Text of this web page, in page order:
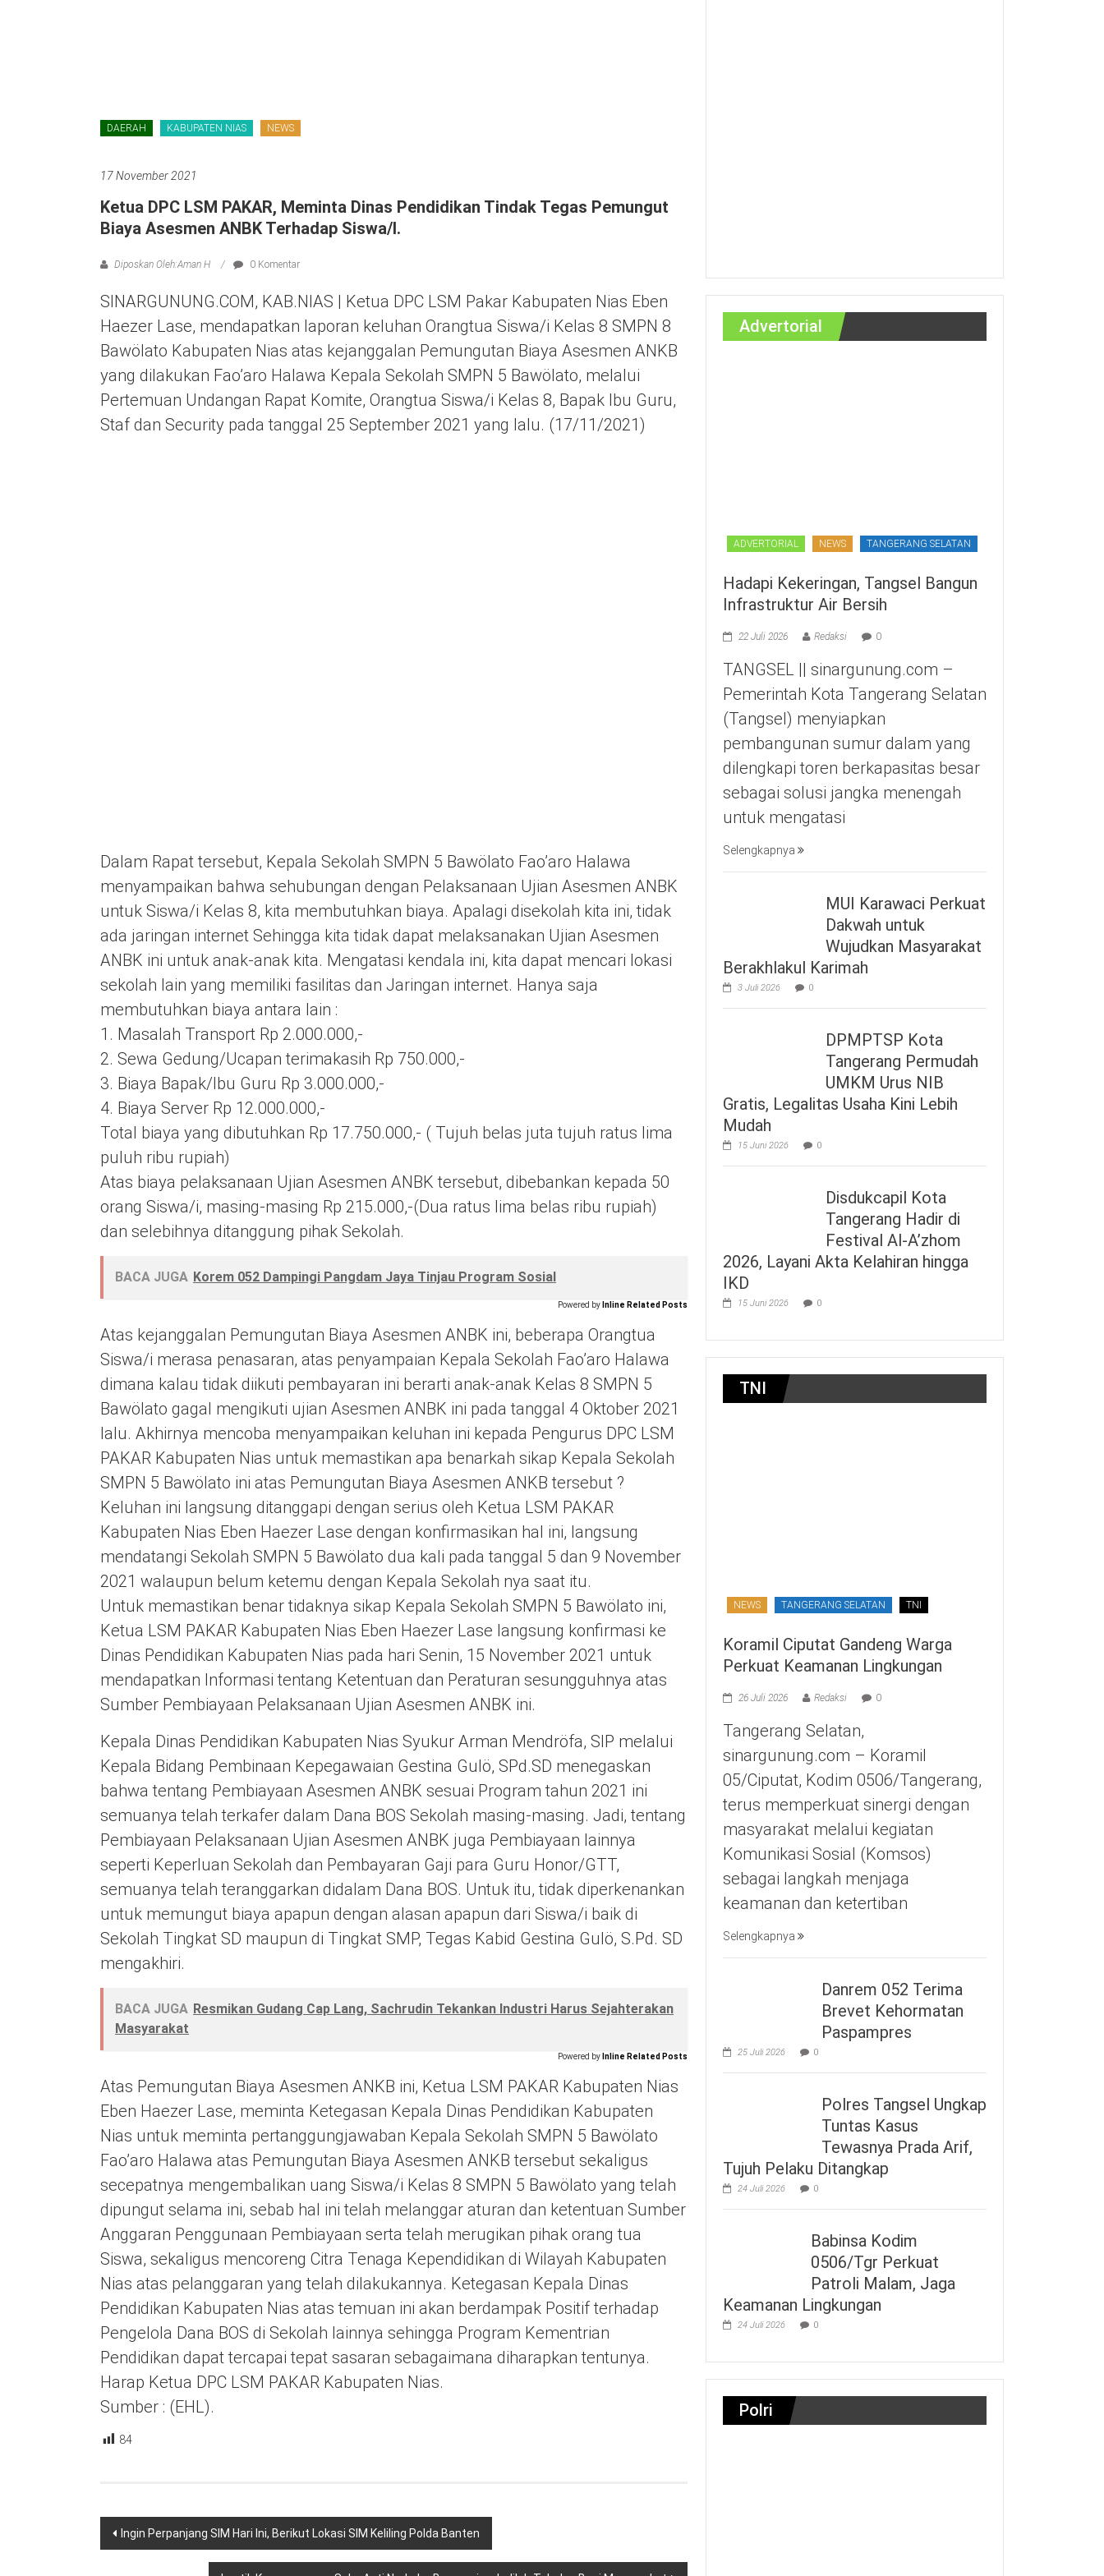
DAERAH KABUPATEN NIAS NEWS
17 November 2021
Ketua DPC LSM PAKAR, Meminta Dinas Pendidikan Tindak Tegas Pemungut
Biaya Asesmen ANBK Terhadap Siswa/I.
Diposkan Oleh:Aman H 0 Komentar
SINARGUNUNG.COM, KAB.NIAS | Ketua DPC LSM Pakar Kabupaten Nias Eben
Haezer Lase, mendapatkan laporan keluhan Orangtua Siswa/i Kelas 8 SMPN 8
Bawölato Kabupaten Nias atas kejanggalan Pemungutan Biaya Asesmen ANKB
yang dilakukan Fao’aro Halawa Kepala Sekolah SMPN 5 Bawölato, melalui
Pertemuan Undangan Rapat Komite, Orangtua Siswa/i Kelas 8, Bapak Ibu Guru,
Staf dan Security pada tanggal 25 September 2021 yang lalu. (17/11/2021)
Dalam Rapat tersebut, Kepala Sekolah SMPN 5 Bawölato Fao’aro Halawa
menyampaikan bahwa sehubungan dengan Pelaksanaan Ujian Asesmen ANBK
untuk Siswa/i Kelas 8, kita membutuhkan biaya. Apalagi disekolah kita ini, tidak
ada jaringan internet Sehingga kita tidak dapat melaksanakan Ujian Asesmen
ANBK ini untuk anak-anak kita. Mengatasi kendala ini, kita dapat mencari lokasi
sekolah lain yang memiliki fasilitas dan Jaringan internet. Hanya saja
membutuhkan biaya antara lain :
1. Masalah Transport Rp 2.000.000,-
2. Sewa Gedung/Ucapan terimakasih Rp 750.000,-
3. Biaya Bapak/Ibu Guru Rp 3.000.000,-
4. Biaya Server Rp 12.000.000,-
Total biaya yang dibutuhkan Rp 17.750.000,- ( Tujuh belas juta tujuh ratus lima
puluh ribu rupiah)
Atas biaya pelaksanaan Ujian Asesmen ANBK tersebut, dibebankan kepada 50
orang Siswa/i, masing-masing Rp 215.000,-(Dua ratus lima belas ribu rupiah)
dan selebihnya ditanggung pihak Sekolah.
BACA JUGA Korem 052 Dampingi Pangdam Jaya Tinjau Program Sosial
Powered by Inline Related Posts
Atas kejanggalan Pemungutan Biaya Asesmen ANBK ini, beberapa Orangtua
Siswa/i merasa penasaran, atas penyampaian Kepala Sekolah Fao’aro Halawa
dimana kalau tidak diikuti pembayaran ini berarti anak-anak Kelas 8 SMPN 5
Bawölato gagal mengikuti ujian Asesmen ANBK ini pada tanggal 4 Oktober 2021
lalu. Akhirnya mencoba menyampaikan keluhan ini kepada Pengurus DPC LSM
PAKAR Kabupaten Nias untuk memastikan apa benarkah sikap Kepala Sekolah
SMPN 5 Bawölato ini atas Pemungutan Biaya Asesmen ANKB tersebut ?
Keluhan ini langsung ditanggapi dengan serius oleh Ketua LSM PAKAR
Kabupaten Nias Eben Haezer Lase dengan konfirmasikan hal ini, langsung
mendatangi Sekolah SMPN 5 Bawölato dua kali pada tanggal 5 dan 9 November
2021 walaupun belum ketemu dengan Kepala Sekolah nya saat itu.
Untuk memastikan benar tidaknya sikap Kepala Sekolah SMPN 5 Bawölato ini,
Ketua LSM PAKAR Kabupaten Nias Eben Haezer Lase langsung konfirmasi ke
Dinas Pendidikan Kabupaten Nias pada hari Senin, 15 November 2021 untuk
mendapatkan Informasi tentang Ketentuan dan Peraturan sesungguhnya atas
Sumber Pembiayaan Pelaksanaan Ujian Asesmen ANBK ini.
Kepala Dinas Pendidikan Kabupaten Nias Syukur Arman Mendröfa, SIP melalui
Kepala Bidang Pembinaan Kepegawaian Gestina Gulö, SPd.SD menegaskan
bahwa tentang Pembiayaan Asesmen ANBK sesuai Program tahun 2021 ini
semuanya telah terkafer dalam Dana BOS Sekolah masing-masing. Jadi, tentang
Pembiayaan Pelaksanaan Ujian Asesmen ANBK juga Pembiayaan lainnya
seperti Keperluan Sekolah dan Pembayaran Gaji para Guru Honor/GTT,
semuanya telah teranggarkan didalam Dana BOS. Untuk itu, tidak diperkenankan
untuk memungut biaya apapun dengan alasan apapun dari Siswa/i baik di
Sekolah Tingkat SD maupun di Tingkat SMP, Tegas Kabid Gestina Gulö, S.Pd. SD
mengakhiri.
BACA JUGA Resmikan Gudang Cap Lang, Sachrudin Tekankan Industri Harus Sejahterakan
Masyarakat
Powered by Inline Related Posts
Atas Pemungutan Biaya Asesmen ANKB ini, Ketua LSM PAKAR Kabupaten Nias
Eben Haezer Lase, meminta Ketegasan Kepala Dinas Pendidikan Kabupaten
Nias untuk meminta pertanggungjawaban Kepala Sekolah SMPN 5 Bawölato
Fao’aro Halawa atas Pemungutan Biaya Asesmen ANKB tersebut sekaligus
secepatnya mengembalikan uang Siswa/i Kelas 8 SMPN 5 Bawölato yang telah
dipungut selama ini, sebab hal ini telah melanggar aturan dan ketentuan Sumber
Anggaran Penggunaan Pembiayaan serta telah merugikan pihak orang tua
Siswa, sekaligus mencoreng Citra Tenaga Kependidikan di Wilayah Kabupaten
Nias atas pelanggaran yang telah dilakukannya. Ketegasan Kepala Dinas
Pendidikan Kabupaten Nias atas temuan ini akan berdampak Positif terhadap
Pengelola Dana BOS di Sekolah lainnya sehingga Program Kementrian
Pendidikan dapat tercapai tepat sasaran sebagaimana diharapkan tentunya.
Harap Ketua DPC LSM PAKAR Kabupaten Nias.
Sumber : (EHL).
84
Navigasi
pos
Ingin Perpanjang SIM Hari Ini, Berikut Lokasi SIM Keliling Polda Banten
Advertorial
ADVERTORIAL NEWS TANGERANG SELATAN
Hadapi Kekeringan, Tangsel Bangun
Infrastruktur Air Bersih
22 Juli 2026 Redaksi 0
TANGSEL || sinargunung.com –
Pemerintah Kota Tangerang Selatan
(Tangsel) menyiapkan
pembangunan sumur dalam yang
dilengkapi toren berkapasitas besar
sebagai solusi jangka menengah
untuk mengatasi
Selengkapnya
MUI Karawaci Perkuat
Dakwah untuk
Wujudkan Masyarakat
Berakhlakul Karimah
3 Juli 2026 0
DPMPTSP Kota
Tangerang Permudah
UMKM Urus NIB
Gratis, Legalitas Usaha Kini Lebih
Mudah
15 Juni 2026 0
Disdukcapil Kota
Tangerang Hadir di
Festival Al-A’zhom
2026, Layani Akta Kelahiran hingga
IKD
15 Juni 2026 0
TNI
NEWS TANGERANG SELATAN TNI
Koramil Ciputat Gandeng Warga
Perkuat Keamanan Lingkungan
26 Juli 2026 Redaksi 0
Tangerang Selatan,
sinargunung.com – Koramil
05/Ciputat, Kodim 0506/Tangerang,
terus memperkuat sinergi dengan
masyarakat melalui kegiatan
Komunikasi Sosial (Komsos)
sebagai langkah menjaga
keamanan dan ketertiban
Selengkapnya
Danrem 052 Terima
Brevet Kehormatan
Paspampres
25 Juli 2026 0
Polres Tangsel Ungkap
Tuntas Kasus
Tewasnya Prada Arif,
Tujuh Pelaku Ditangkap
24 Juli 2026 0
Babinsa Kodim
0506/Tgr Perkuat
Patroli Malam, Jaga
Keamanan Lingkungan
24 Juli 2026 0
Polri